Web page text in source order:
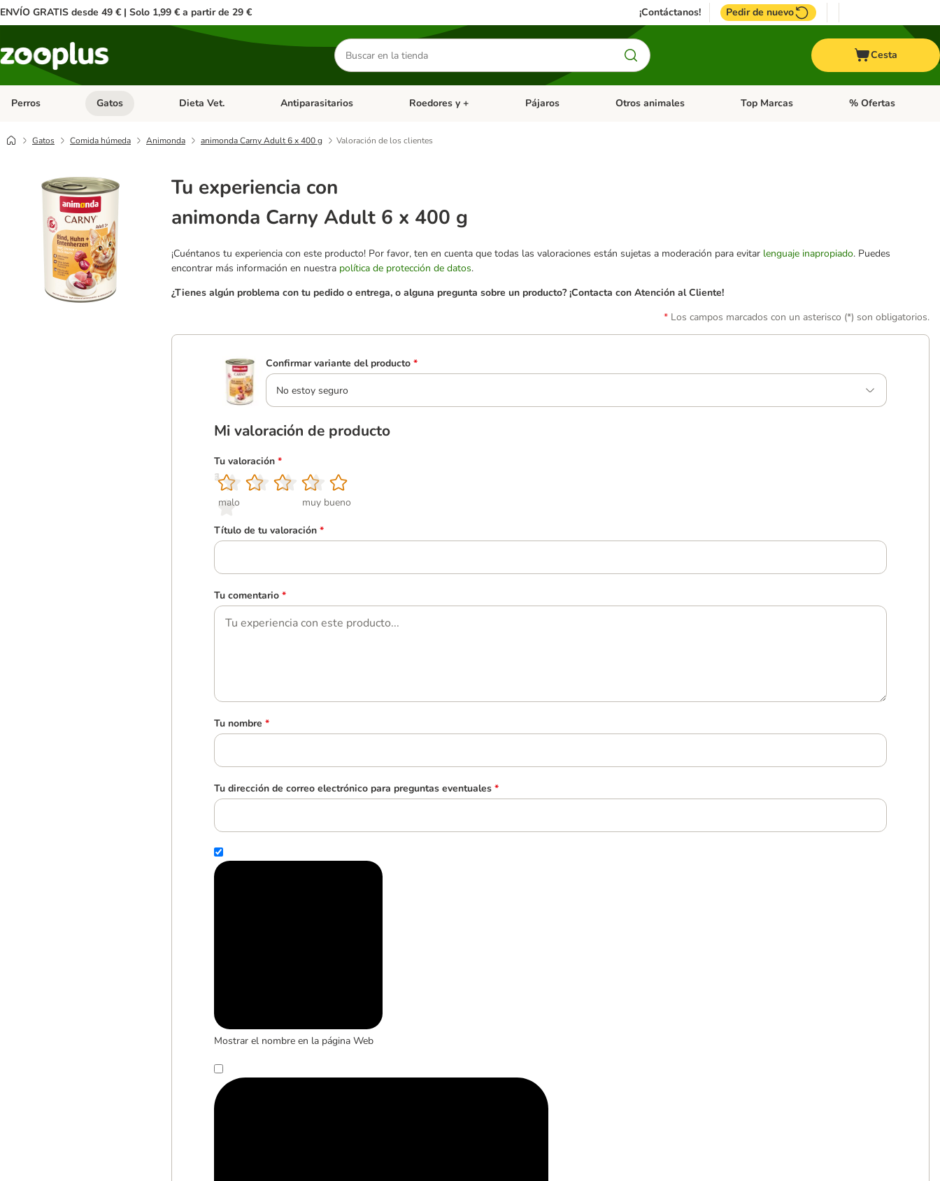
ENVÍO GRATIS desde 49 € | Solo 1,99 € a partir de 29 € ¡Contáctanos! Pedir de nuevo
Buscar
productos
Cesta
Perros Menú de categoria abierto: Perros
Gatos Menú de categoria abierto: Gatos
Dieta Vet. Menú de categoria abierto: Dieta Vet.
Antiparasitarios Menú de categoria abierto: Antiparasitarios
Roedores y + Menú de categoria abierto: Roedores y +
Pájaros Menú de categoria abierto: Pájaros
Otros animales Menú de categoria abierto: Otros animales
Top Marcas Menú de categoria
% Ofertas
Gatos Comida húmeda Animonda animonda Carny Adult 6 x 400 g Valoración de los clientes
Tu experiencia con
animonda Carny Adult 6 x 400 g
¡Cuéntanos tu experiencia con este producto! Por favor, ten en cuenta que todas las valoraciones están sujetas a moderación para evitar lenguaje inapropiado. Puedes
encontrar más información en nuestra política de protección de datos.
¿Tienes algún problema con tu pedido o entrega, o alguna pregunta sobre un producto? ¡Contacta con Atención al Cliente!
Los campos marcados con un asterisco (*) son obligatorios.
Confirmar variante del producto *
No estoy seguro
Mi valoración de producto
Tu valoración *
1
malo
2
3
4
5
muy bueno
Título de tu valoración *
Tu comentario *
Tu nombre *
Tu dirección de correo electrónico para preguntas eventuales *
Mostrar el nombre en la página Web